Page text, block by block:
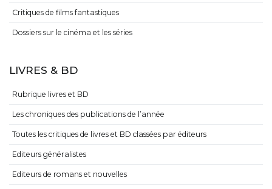
Critiques de films fantastiques
Dossiers sur le cinéma et les séries
LIVRES & BD
Rubrique livres et BD
Les chroniques des publications de l’année
Toutes les critiques de livres et BD classées par éditeurs
Editeurs généralistes
Editeurs de romans et nouvelles